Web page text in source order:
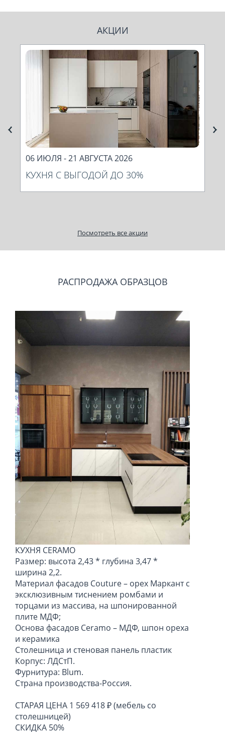
АКЦИИ
06 ИЮЛЯ - 21 АВГУСТА 2026
КУХНЯ С ВЫГОДОЙ ДО 30%
Посмотреть все акции
РАСПРОДАЖА ОБРАЗЦОВ
КУХНЯ CERAMO
Размер: высота 2,43 * глубина 3,47 *
ширина 2,2.
Материал фасадов Couture – орех Маркант с
эксклюзивным тиснением ромбами и
торцами из массива, на шпонированной
плите МДФ;
Основа фасадов Ceramo – МДФ, шпон ореха
и керамика
Столешница и стеновая панель пластик
Корпус: ЛДСтП.
Фурнитура: Blum.
Страна производства-Россия.
СТАРАЯ ЦЕНА 1 569 418 ₽ (мебель со
столешницей)
СКИДКА 50%